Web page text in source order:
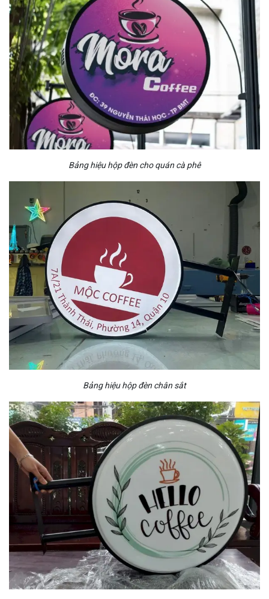
Bảng hiệu hộp đèn cho quán cà phê
Bảng hiệu hộp đèn chân sắt